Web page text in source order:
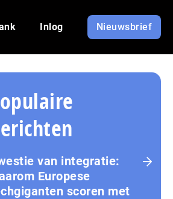
Inlog Nieuwsbrief
van integratie:
Europese
scoren met